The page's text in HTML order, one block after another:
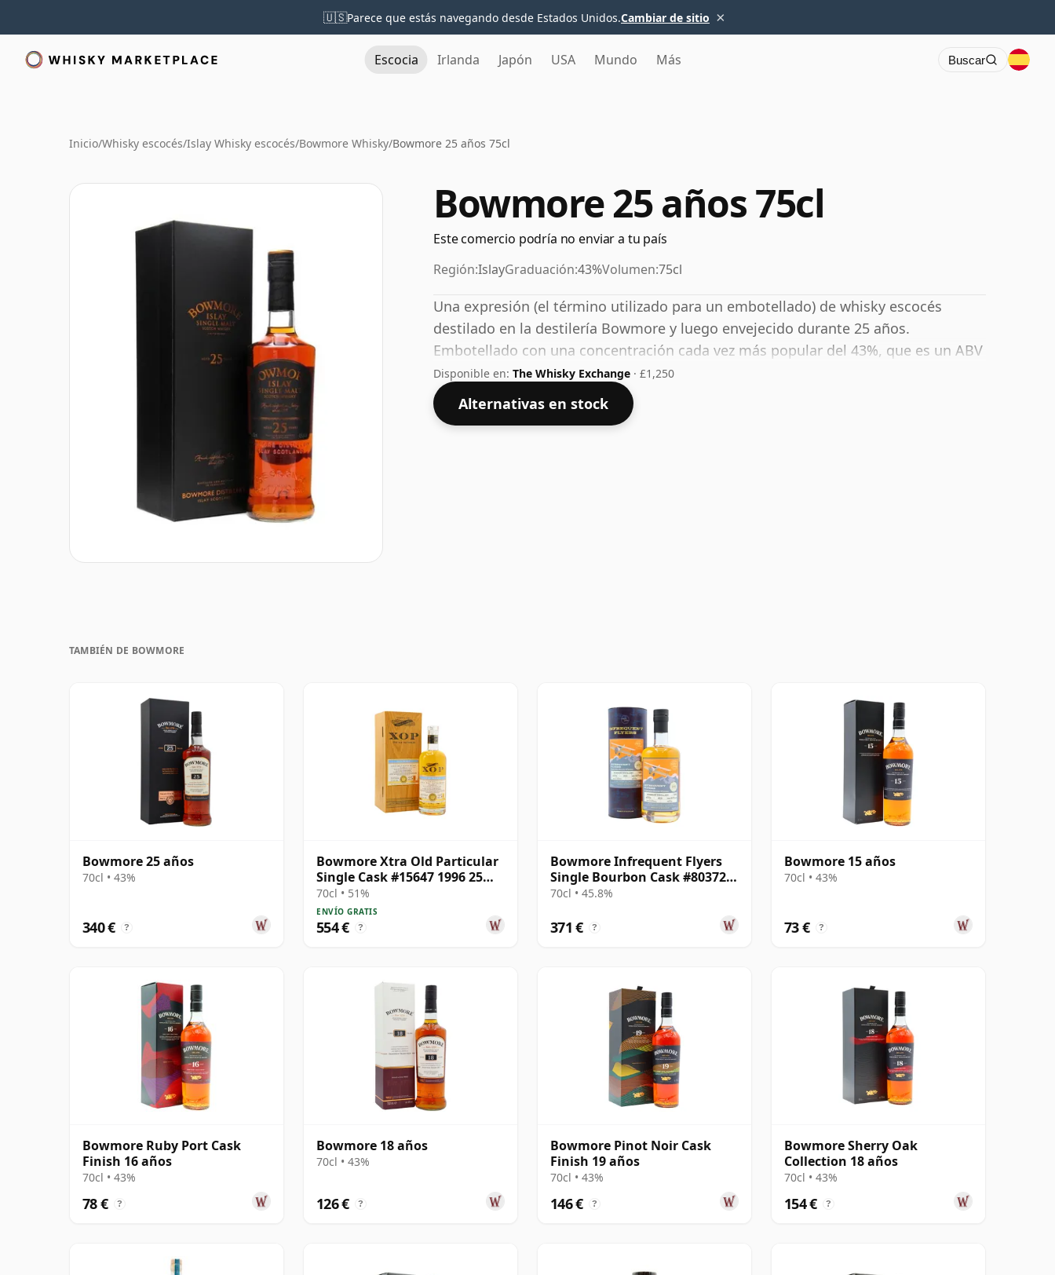
🇺🇸Parece que estás navegando desde Estados Unidos.Cambiar de sitio ×
Escocia Irlanda Japón USA Mundo Más Buscar
Inicio/Whisky escocés/Islay Whisky escocés/Bowmore Whisky/Bowmore 25 años 75cl
Bowmore 25 años 75cl
Este comercio podría no enviar a tu país
Región:IslayGraduación:43%Volumen:75cl
Una expresión (el término utilizado para un embotellado) de whisky escocés
destilado en la destilería Bowmore y luego envejecido durante 25 años.
Embotellado con una concentración cada vez más popular del 43%, que es un ABV
para beber respetable.
Disponible en: The Whisky Exchange · £1,250
Alternativas en stock
TAMBIÉN DE BOWMORE
Bowmore 25 años
70cl • 43%
340 € ?
Bowmore Xtra Old Particular
Single Cask #15647 1996 25
años
70cl • 51%
ENVÍO GRATIS
554 € ?
Bowmore Infrequent Flyers
Single Bourbon Cask #803728
1998 25 años
70cl • 45.8%
371 € ?
Bowmore 15 años
70cl • 43%
73 € ?
Bowmore Ruby Port Cask
Finish 16 años
70cl • 43%
78 € ?
Bowmore 18 años
70cl • 43%
126 € ?
Bowmore Pinot Noir Cask
Finish 19 años
70cl • 43%
146 € ?
Bowmore Sherry Oak
Collection 18 años
70cl • 43%
154 € ?